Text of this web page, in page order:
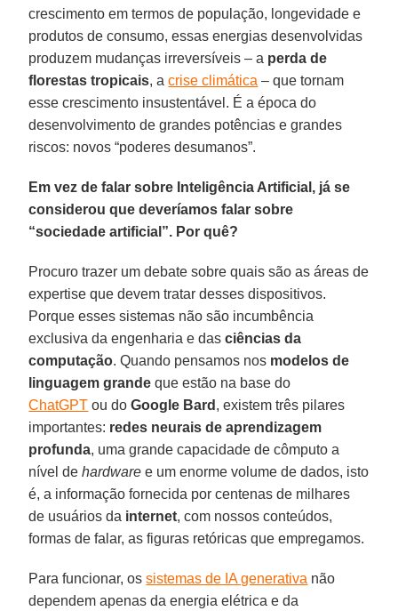
crescimento em termos de população, longevidade e
produtos de consumo, essas energias desenvolvidas
produzem mudanças irreversíveis – a perda de
florestas tropicais, acrise climática – que tornam
esse crescimento insustentável. É a época do
desenvolvimento de grandes potências e grandes
riscos: novos “poderes desumanos”.
Em vez de falar sobre Inteligência Artificial, já se
considerou que deveríamos falar sobre
“sociedade artificial”. Por quê?
Procuro trazer um debate sobre quais são as áreas de
expertise que devem tratar desses dispositivos.
Porque esses sistemas não são incumbência
exclusiva da engenharia e dasciências da
computação. Quando pensamos nos modelos de
linguagem grande que estão na base do
ChatGPT ou doGoogle Bard , existem três pilares
importantes: redes neurais de aprendizagem
profunda, uma grande capacidade de cômputo a
nível dehardware e um enorme volume de dados, isto
é, a informação fornecida por centenas de milhares
de usuários da internet, com nossos conteúdos,
formas de falar, as figuras retóricas que empregamos.
Para funcionar, ossistemas de IA generativa não
dependem apenas da energia elétrica e da